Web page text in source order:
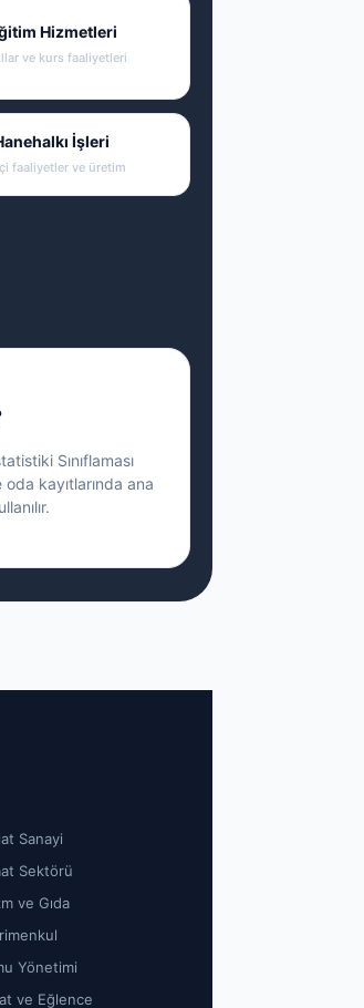
Hizmetleri
ve kurs faaliyetleri
İşleri
faaliyetler ve üretim
Sınıflaması
kayıtlarında ana
Sanayi
Sektörü
ve Gıda
Yönetimi
ve Eğlence